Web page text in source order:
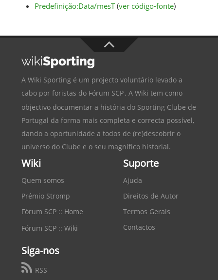
Predefinição:Data/mesT(ver código-fonte)
A Wiki Sporting é um projecto voluntário levado a
cabo por foristas do Fórum SCP. A Wiki tem como
objectivo documentar a história do Sporting Clube de
Portugal da forma mais completa e correcta possível,
dando a oportunidade a todos de (re)descobrir o
universo do Clube e o seu magnífico historial.
Wiki
Quem somos
Prémio Stromp
Fórum SCP :: Home
Fórum SCP :: Wiki
Suporte
Ajuda
Direitos de Autor
Termos Gerais
Contactos
Siga-nos
RSS